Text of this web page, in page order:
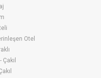
Otel